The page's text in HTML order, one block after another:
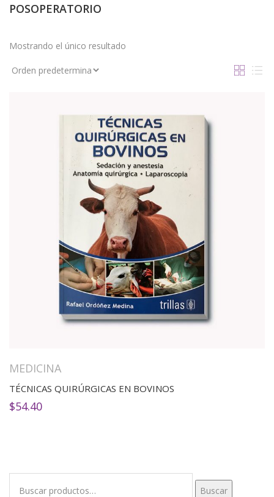
POSOPERATORIO
Mostrando el único resultado
MEDICINA
TÉCNICAS QUIRÚRGICAS EN BOVINOS
$54.40
Buscar